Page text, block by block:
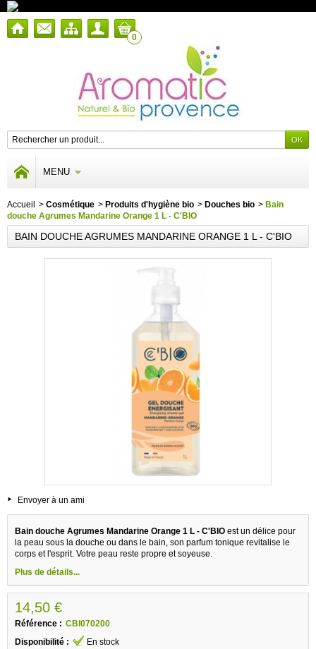
0
MENU
Accueil > Cosmétique > Produits d'hygiène bio > Douches bio > Bain
douche Agrumes Mandarine Orange 1 L - C'BIO
BAIN DOUCHE AGRUMES MANDARINE ORANGE 1 L - C'BIO
Envoyer à un ami
Bain douche Agrumes Mandarine Orange 1 L - C'BIO est un délice pour
la peau sous la douche ou dans le bain, son parfum tonique revitalise le
corps et l'esprit. Votre peau reste propre et soyeuse.
Plus de détails...
14,50 €
Référence : CBI070200
Disponibilité :
En stock